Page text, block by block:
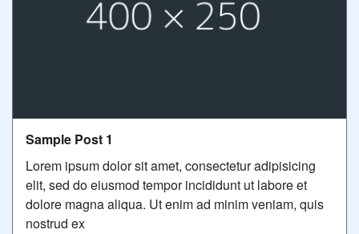
Sample Post 1
Lorem ipsum dolor sit amet, consectetur adipisicing
elit, sed do eiusmod tempor incididunt ut labore et
dolore magna aliqua. Ut enim ad minim veniam, quis
nostrud ex